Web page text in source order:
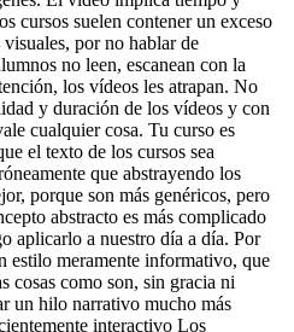
cursos suelen contener un exceso
visuales, por no hablar de
no leen, escanean con la
los vídeos les atrapan. No
y duración de los vídeos y con
cualquier cosa. Tu curso es
el texto de los cursos sea
que abstrayendo los
porque son más genéricos, pero
abstracto es más complicado
aplicarlo a nuestro día a día. Por
estilo meramente informativo, que
cosas como son, sin gracia ni
un hilo narrativo mucho más
interactivo Los